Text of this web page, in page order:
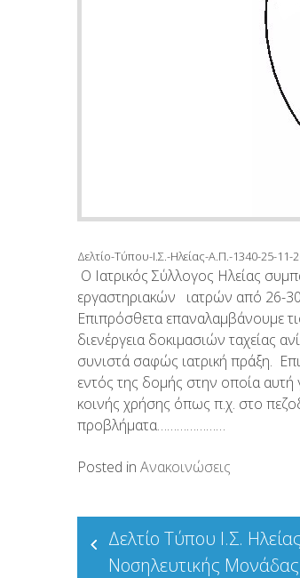
Δελτίο-Τύπου-Ι.Σ.-Ηλείας-Α.Π.-1340-25-11-
Ο Ιατρικός Σύλλογος Ηλείας
εργαστηριακών ιατρών από 26-
Επιπρόσθετα επαναλαμβάνουμε
διενέργεια δοκιμασιών ταχείας
συνιστά σαφώς ιατρική πράξη.
εντός της δομής στην οποία
κοινής χρήσης όπως π.χ. στο
προβλήματα…………………
Posted in Ανακοινώσεις
Πλοήγηση
άρθρων
Δελτίο Τύπου Ι.Σ.
Νοσηλευτικής